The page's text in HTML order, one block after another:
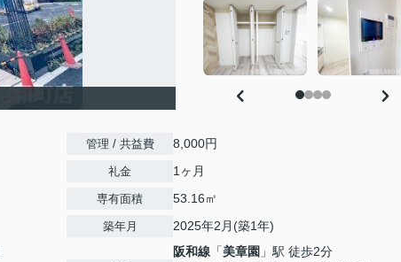
管理 / 共益費 8,000円
礼金 1ヶ月
専有面積 53.16㎡
築年月 2025年2月(築1年)
阪和線 「美章園 」駅 徒歩2分